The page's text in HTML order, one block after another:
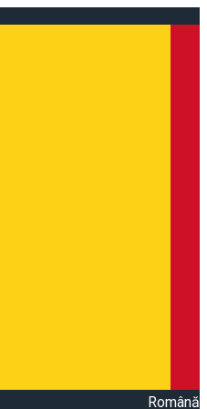
Română